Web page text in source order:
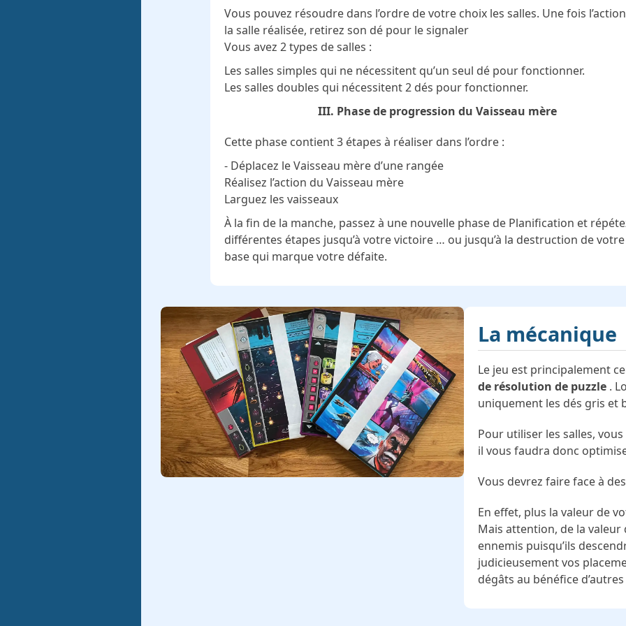
Vous pouvez résoudre dans l’ordre de votre choix les salles. Une fois
la salle réalisée, retirez son dé pour le signaler
Vous avez 2 types de salles :
Les salles simples qui ne nécessitent qu’un seul dé pour fonctionner.
Les salles doubles qui nécessitent 2 dés pour fonctionner.
III. Phase de progression du Vaisseau mère
Cette phase contient 3 étapes à réaliser dans l’ordre :
- Déplacez le Vaisseau mère d’une rangée
Réalisez l’action du Vaisseau mère
Larguez les vaisseaux
À la fin de la manche, passez à une nouvelle phase de Planification et
différentes étapes jusqu’à votre victoire … ou jusqu’à la destruction de votre
base qui marque votre défaite.
La mécanique
Le jeu est principalement
de résolution de puzzle .
uniquement les dés gris et
Pour utiliser les salles,
il vous faudra donc
Vous devrez faire face à
En effet, plus la valeur de
Mais attention, de la valeur
ennemis puisqu’ils
judicieusement vos
dégâts au bénéfice